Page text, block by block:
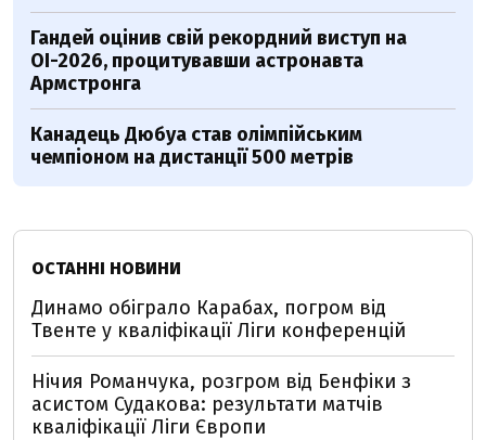
Гандей оцінив свій рекордний виступ на
ОІ-2026, процитувавши астронавта
Армстронга
Канадець Дюбуа став олімпійським
чемпіоном на дистанції 500 метрів
ОСТАННІ НОВИНИ
Динамо обіграло Карабах, погром від
Твенте у кваліфікації Ліги конференцій
Нічия Романчука, розгром від Бенфіки з
асистом Судакова: результати матчів
кваліфікації Ліги Європи